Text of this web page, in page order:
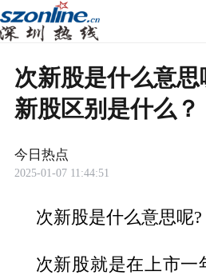
次新股是什么意
新股区别是什么？
今日热点
2025-01-07 11:44:51
次新股是什么意思呢?
次新股就是在上市一